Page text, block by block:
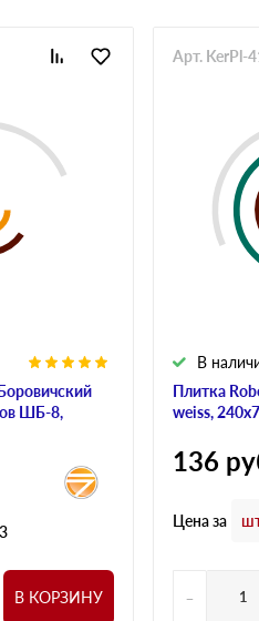
ШБ-8,
В КОРЗИНУ
Плитка
weiss,
В
Арт. KerPl-
136
Цена за
-